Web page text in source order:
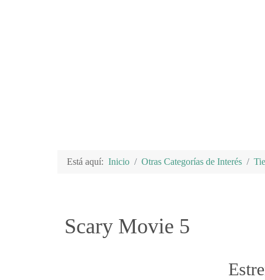
Está aquí: Inicio Otras Categorías de Interés
Scary Movie 5